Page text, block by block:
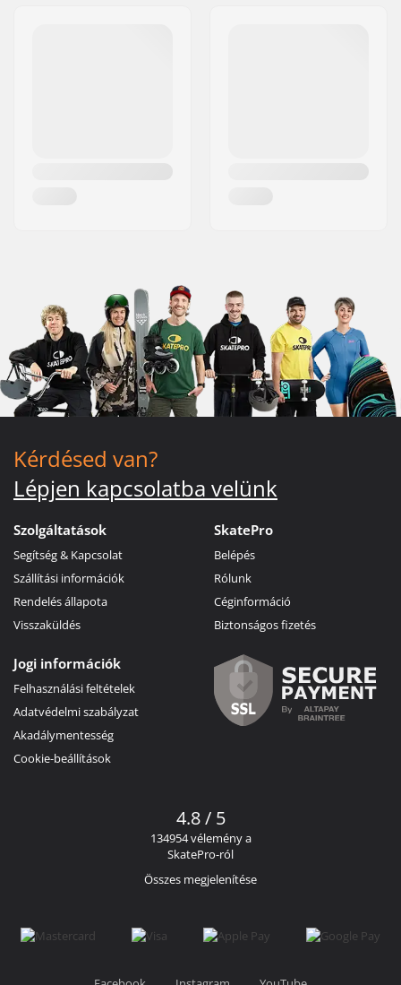
Kérdésed van?
Lépjen kapcsolatba velünk
Szolgáltatások
Segítség & Kapcsolat
Szállítási információk
Rendelés állapota
Visszaküldés
SkatePro
Belépés
Rólunk
Céginformáció
Biztonságos fizetés
Jogi információk
Felhasználási feltételek
Adatvédelmi szabályzat
Akadálymentesség
Cookie-beállítások
4.8 / 5
134954 vélemény a
SkatePro-ról
Összes megjelenítése